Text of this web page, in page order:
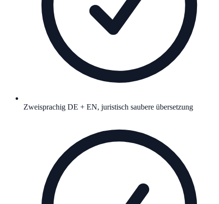
Zweisprachig DE + EN, juristisch saubere übersetzung